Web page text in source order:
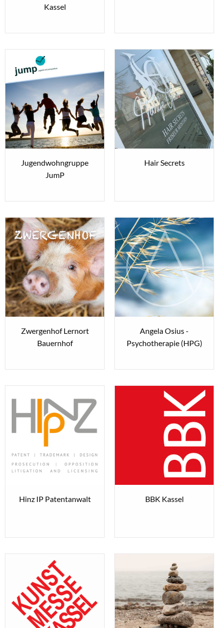
Kassel
Jugendwohngruppe
JumP
Hair Secrets
Zwergenhof Lernort
Bauernhof
Angela Osius -
Psychotherapie (HPG)
Hinz IP Patentanwalt BBK Kassel